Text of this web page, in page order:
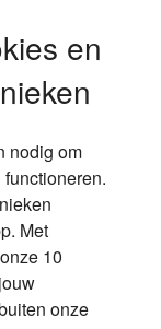
Focus
Focus
Years
en
nodig om
Met
10
onze